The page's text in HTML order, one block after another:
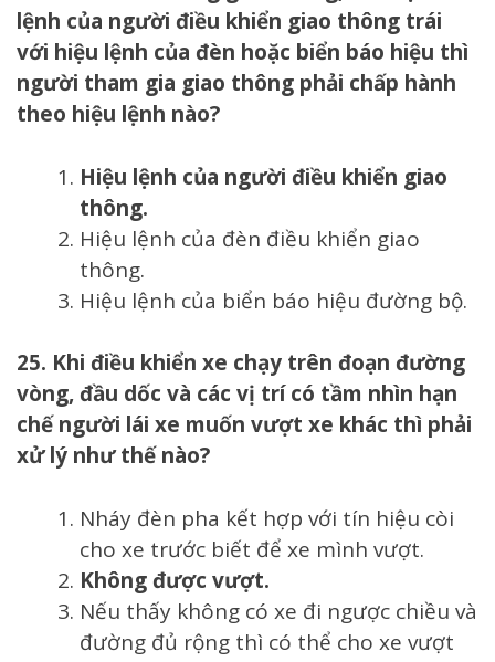
lệnh của người điều khiển giao thông trái
với hiệu lệnh của đèn hoặc biển báo hiệu thì
người tham gia giao thông phải chấp hành
theo hiệu lệnh nào?
Hiệu lệnh của người điều khiển giao
thông.
Hiệu lệnh của đèn điều khiển giao
thông.
Hiệu lệnh của biển báo hiệu đường bộ.
25. Khi điều khiển xe chạy trên đoạn đường
vòng, đầu dốc và các vị trí có tầm nhìn hạn
chế người lái xe muốn vượt xe khác thì phải
xử lý như thế nào?
Nháy đèn pha kết hợp với tín hiệu còi
cho xe trước biết để xe mình vượt.
Không được vượt.
Nếu thấy không có xe đi ngược chiều và
đường đủ rộng thì có thể cho xe vượt